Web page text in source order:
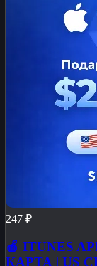
247 ₽
🍎 ITUNES
КАРТА | US